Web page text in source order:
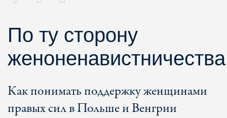
По ту сторону
женоненавистничества
Как понимать поддержку женщинами
правых сил в Польше и Венгрии